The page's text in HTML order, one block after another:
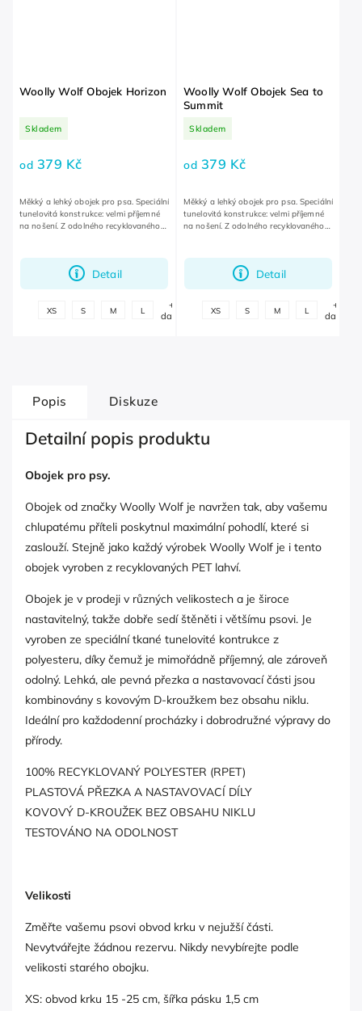
Woolly Wolf Obojek Horizon
Skladem
od 379 Kč
Detail
Měkký a lehký obojek pro psa. Speciální
tunelovitá konstrukce: velmi příjemné
na nošení. Z odolného recyklovaného
XS S M L
+
další
Woolly Wolf Obojek Sea to
Summit
Skladem
od 379 Kč
Detail
Měkký a lehký obojek pro psa. Speciální
tunelovitá konstrukce: velmi příjemné
na nošení. Z odolného recyklovaného
XS S M L
+
další
Popis Diskuze
Detailní popis produktu
Obojek pro psy.
Obojek od značky Woolly Wolf je navržen tak, aby vašemu
chlupatému příteli poskytnul maximální pohodlí, které si
zaslouží. Stejně jako každý výrobek Woolly Wolf je i tento
obojek vyroben z recyklovaných PET lahví.
Obojek je v prodeji v různých velikostech a je široce
nastavitelný, takže dobře sedí štěněti i většímu psovi. Je
vyroben ze speciální tkané tunelovité kontrukce z
polyesteru, díky čemuž je mimořádně příjemný, ale zároveň
odolný. Lehká, ale pevná přezka a nastavovací části jsou
kombinovány s kovovým D-kroužkem bez obsahu niklu.
Ideální pro každodenní procházky i dobrodružné výpravy do
přírody.
100% RECYKLOVANÝ POLYESTER (RPET)
PLASTOVÁ PŘEZKA A NASTAVOVACÍ DÍLY
KOVOVÝ D-KROUŽEK BEZ OBSAHU NIKLU
TESTOVÁNO NA ODOLNOST
Velikosti
Změřte vašemu psovi obvod krku v nejužší části.
Nevytvářejte žádnou rezervu. Nikdy nevybírejte podle
velikosti starého obojku.
XS: obvod krku 15 -25 cm, šířka pásku 1,5 cm